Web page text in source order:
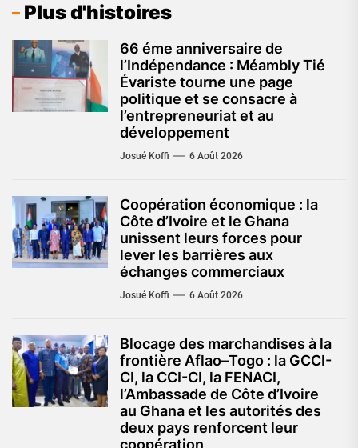
Plus d'histoires
66 éme anniversaire de
l’Indépendance : Méambly Tié
Évariste tourne une page
politique et se consacre à
l’entrepreneuriat et au
développement
Josué Koffi 6 Août 2026
Coopération économique : la
Côte d’Ivoire et le Ghana
unissent leurs forces pour
lever les barrières aux
échanges commerciaux
Josué Koffi 6 Août 2026
Blocage des marchandises à la
frontière Aflao–Togo : la GCCI-
CI, la CCI-CI, la FENACI,
l’Ambassade de Côte d’Ivoire
au Ghana et les autorités des
deux pays renforcent leur